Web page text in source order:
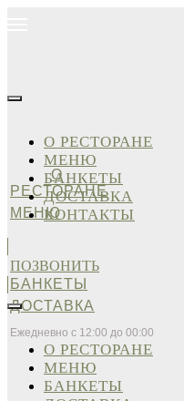
О
РЕСТОРАНЕ
МЕНЮ
БАНКЕТЫ
ДОСТАВКА
Ежедневно с 12:00 до 00:00
О РЕСТОРАНЕ
МЕНЮ
БАНКЕТЫ
ДОСТАВКА
КОНТАКТЫ
ПОЗВОНИТЬ
О РЕСТОРАНЕ
МЕНЮ
БАНКЕТЫ